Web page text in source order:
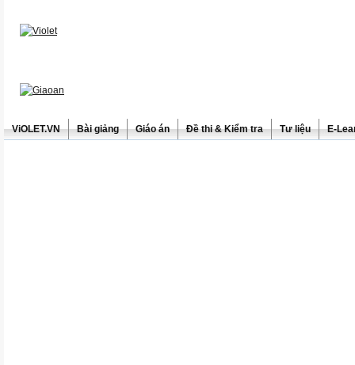
ViOLET.VN Bài giảng Giáo án Đề thi & Kiểm tra Tư liệu E-